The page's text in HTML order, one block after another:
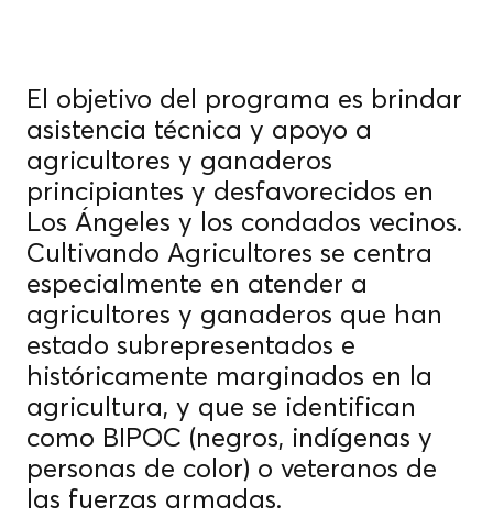
El objetivo del programa es brindar
asistencia técnica y apoyo a
agricultores y ganaderos
principiantes y desfavorecidos en
Los Ángeles y los condados vecinos.
Cultivando Agricultores se centra
especialmente en atender a
agricultores y ganaderos que han
estado subrepresentados e
históricamente marginados en la
agricultura, y que se identifican
como BIPOC (negros, indígenas y
personas de color) o veteranos de
las fuerzas armadas.